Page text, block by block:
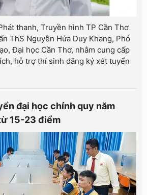
thanh, Truyền hình TP Cần Thơ
ThS Nguyễn Hứa Duy Khang, Phó
Đại học Cần Thơ, nhằm cung cấp
hỗ trợ thí sinh đăng ký xét tuyển
đại học chính quy năm
15-23 điểm